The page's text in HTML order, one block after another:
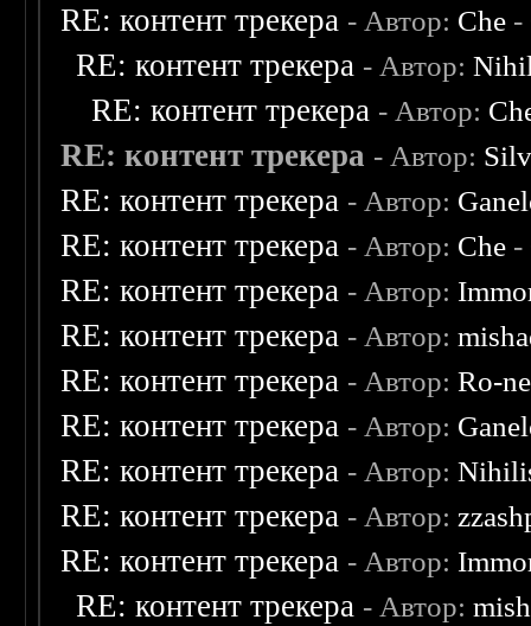
RE: контент трекера - Автор: Che -
RE: контент трекера - Автор:
RE: контент трекера - Автор:
RE: контент трекера - Автор:
RE: контент трекера - Автор:
RE: контент трекера - Автор: Che -
RE: контент трекера - Автор:
RE: контент трекера - Автор:
RE: контент трекера - Автор:Ro-
RE: контент трекера - Автор:
RE: контент трекера - Автор:
RE: контент трекера - Автор:
RE: контент трекера - Автор:
RE: контент трекера - Автор: